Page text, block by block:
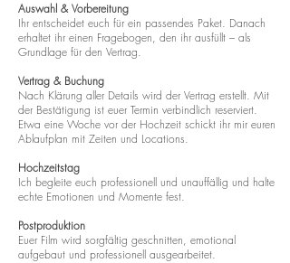
Auswahl & Vorbereitung
Ihr entscheidet euch für ein passendes Paket. Danach
erhaltet ihr einen Fragebogen, den ihr ausfüllt – als
Grundlage für den Vertrag.
Vertrag & Buchung
Nach Klärung aller Details wird der Vertrag erstellt. Mit
der Bestätigung ist euer Termin verbindlich reserviert.
Etwa eine Woche vor der Hochzeit schickt ihr mir euren
Ablaufplan mit Zeiten und Locations.
Hochzeitstag
Ich begleite euch professionell und unauffällig und halte
echte Emotionen und Momente fest.
Postproduktion
Euer Film wird sorgfältig geschnitten, emotional
aufgebaut und professionell ausgearbeitet.